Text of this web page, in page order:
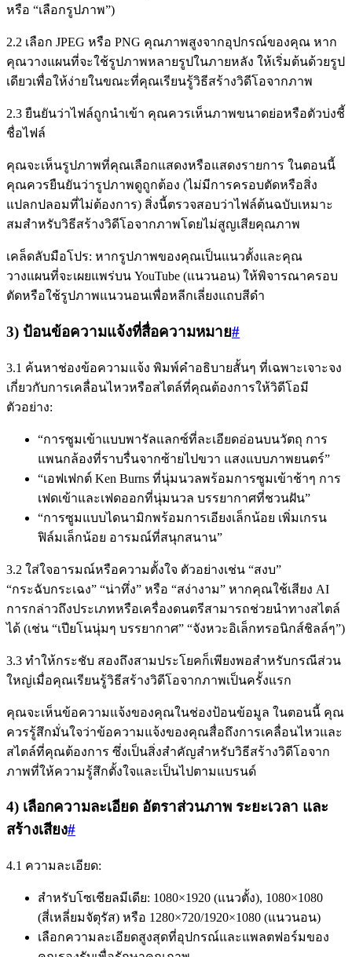
หรือ “เลือกรูปภาพ”)
2.2 เลือก JPEG หรือ PNG คุณภาพสูงจากอุปกรณ์ของคุณ หาก
คุณวางแผนที่จะใช้รูปภาพหลายรูปในภายหลัง ให้เริ่มต้นด้วยรูป
เดียวเพื่อให้ง่ายในขณะที่คุณเรียนรู้วิธีสร้างวิดีโอจากภาพ
2.3 ยืนยันว่าไฟล์ถูกนำเข้า คุณควรเห็นภาพขนาดย่อหรือตัวบ่งชี้
ชื่อไฟล์
คุณจะเห็นรูปภาพที่คุณเลือกแสดงหรือแสดงรายการ ในตอนนี้
คุณควรยืนยันว่ารูปภาพดูถูกต้อง (ไม่มีการครอบตัดหรือสิ่ง
แปลกปลอมที่ไม่ต้องการ) สิ่งนี้ตรวจสอบว่าไฟล์ต้นฉบับเหมาะ
สมสำหรับวิธีสร้างวิดีโอจากภาพโดยไม่สูญเสียคุณภาพ
เคล็ดลับมือโปร: หากรูปภาพของคุณเป็นแนวตั้งและคุณ
วางแผนที่จะเผยแพร่บน YouTube (แนวนอน) ให้พิจารณาครอบ
ตัดหรือใช้รูปภาพแนวนอนเพื่อหลีกเลี่ยงแถบสีดำ
3) ป้อนข้อความแจ้งที่สื่อความหมาย#
3.1 ค้นหาช่องข้อความแจ้ง พิมพ์คำอธิบายสั้นๆ ที่เฉพาะเจาะจง
เกี่ยวกับการเคลื่อนไหวหรือสไตล์ที่คุณต้องการให้วิดีโอมี
ตัวอย่าง:
“การซูมเข้าแบบพารัลแลกซ์ที่ละเอียดอ่อนบนวัตถุ การ
แพนกล้องที่ราบรื่นจากซ้ายไปขวา แสงแบบภาพยนตร์”
“เอฟเฟกต์ Ken Burns ที่นุ่มนวลพร้อมการซูมเข้าช้าๆ การ
เฟดเข้าและเฟดออกที่นุ่มนวล บรรยากาศที่ชวนฝัน”
“การซูมแบบไดนามิกพร้อมการเอียงเล็กน้อย เพิ่มเกรน
ฟิล์มเล็กน้อย อารมณ์ที่สนุกสนาน”
3.2 ใส่ใจอารมณ์หรือความตั้งใจ ตัวอย่างเช่น “สงบ”
“กระฉับกระเฉง” “น่าทึ่ง” หรือ “สง่างาม” หากคุณใช้เสียง AI
การกล่าวถึงประเภทหรือเครื่องดนตรีสามารถช่วยนำทางสไตล์
ได้ (เช่น “เปียโนนุ่มๆ บรรยากาศ” “จังหวะอิเล็กทรอนิกส์ชิลล์ๆ”)
3.3 ทำให้กระชับ สองถึงสามประโยคก็เพียงพอสำหรับกรณีส่วน
ใหญ่เมื่อคุณเรียนรู้วิธีสร้างวิดีโอจากภาพเป็นครั้งแรก
คุณจะเห็นข้อความแจ้งของคุณในช่องป้อนข้อมูล ในตอนนี้ คุณ
ควรรู้สึกมั่นใจว่าข้อความแจ้งของคุณสื่อถึงการเคลื่อนไหวและ
สไตล์ที่คุณต้องการ ซึ่งเป็นสิ่งสำคัญสำหรับวิธีสร้างวิดีโอจาก
ภาพที่ให้ความรู้สึกตั้งใจและเป็นไปตามแบรนด์
4) เลือกความละเอียด อัตราส่วนภาพ ระยะเวลา และ
สร้างเสียง#
4.1 ความละเอียด:
สำหรับโซเชียลมีเดีย: 1080×1920 (แนวตั้ง), 1080×1080
(สี่เหลี่ยมจัตุรัส) หรือ 1280×720/1920×1080 (แนวนอน)
เลือกความละเอียดสูงสุดที่อุปกรณ์และแพลตฟอร์มของ